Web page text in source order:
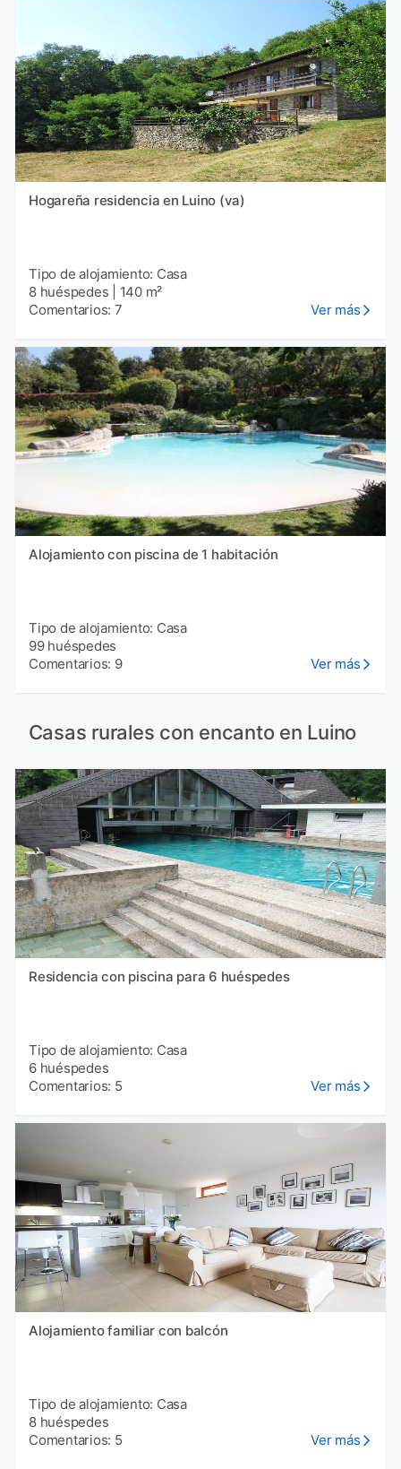
Hogareña residencia en Luino (va)
Tipo de alojamiento: Casa
8 huéspedes
140 m²
Comentarios: 7
Ver más
Alojamiento con piscina de 1 habitación
Tipo de alojamiento: Casa
99 huéspedes
Comentarios: 9
Ver más
Casas rurales con encanto en Luino
Residencia con piscina para 6 huéspedes
Tipo de alojamiento: Casa
6 huéspedes
Comentarios: 5
Ver más
Alojamiento familiar con balcón
Tipo de alojamiento: Casa
8 huéspedes
Comentarios: 5
Ver más